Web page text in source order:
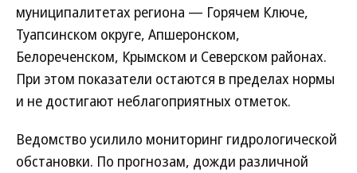
муниципалитетах региона — Горячем Ключе,
Туапсинском округе, Апшеронском,
Белореченском, Крымском и Северском районах.
При этом показатели остаются в пределах нормы
и не достигают неблагоприятных отметок.
Ведомство усилило мониторинг гидрологической
обстановки. По прогнозам, дожди различной